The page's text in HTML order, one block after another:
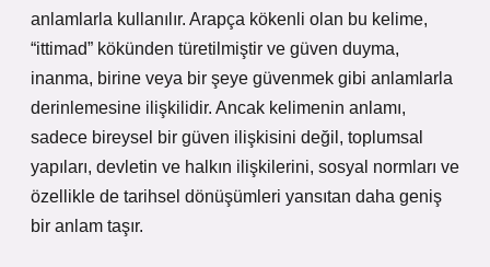
anlamlarla kullanılır. Arapça kökenli olan bu kelime,
“ittimad” kökünden türetilmiştir ve güven duyma,
inanma, birine veya bir şeye güvenmek gibi anlamlarla
derinlemesine ilişkilidir. Ancak kelimenin anlamı,
sadece bireysel bir güven ilişkisini değil, toplumsal
yapıları, devletin ve halkın ilişkilerini, sosyal normları ve
özellikle de tarihsel dönüşümleri yansıtan daha geniş
bir anlam taşır.